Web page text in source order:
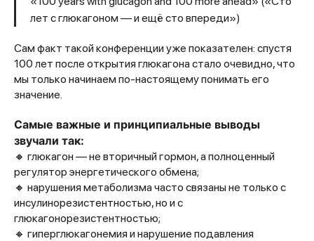
лет с глюкагоном — и ещё сто впереди»)
Сам факт такой конференции уже показателен: спустя
100 лет после открытия глюкагона стало очевидно, что
мы только начинаем по-настоящему понимать его
значение.
Самые важные и принципиальные выводы
звучали так:
🔸 глюкагон — не вторичный гормон, а полноценный
регулятор энергетического обмена;
🔸 нарушения метаболизма часто связаны не только с
инсулинорезистентностью, но и с
глюкагонорезистентностью;
🔸 гиперглюкагонемия и нарушение подавления